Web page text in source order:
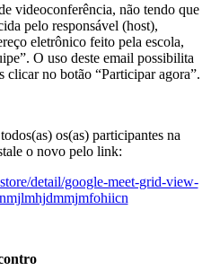
videoconferência, não tendo que
pelo responsável (host),
eletrônico feito pela escola,
O uso deste email possibilita
clicar no botão “Participar agora”.
os(as) participantes na
o novo pelo link:
detail/google-meet-grid-view-